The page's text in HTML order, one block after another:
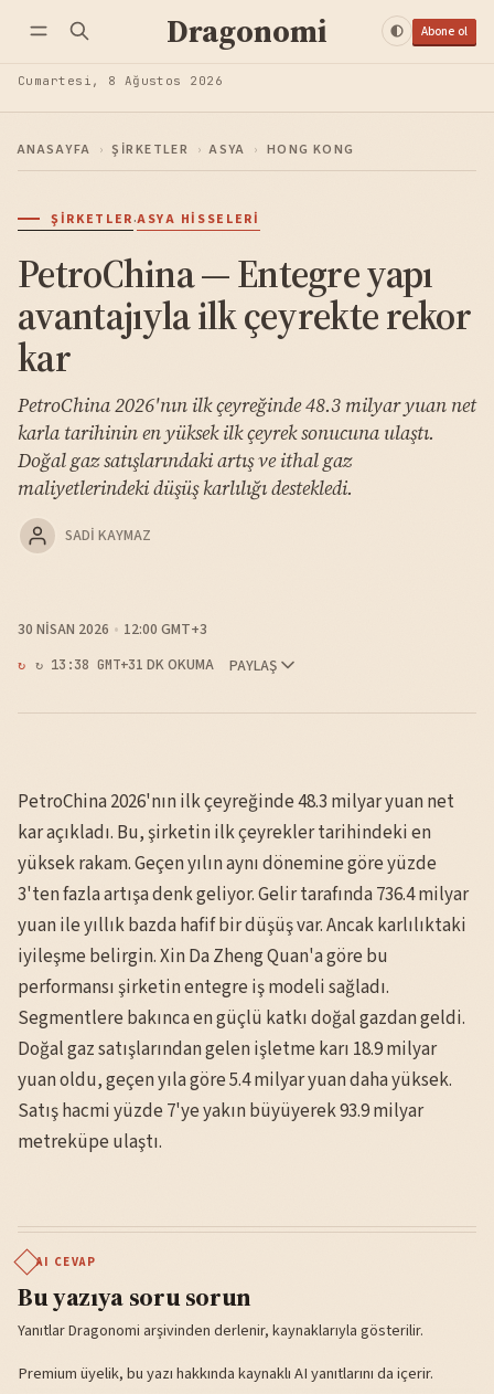
Dragonomi Abone ol
Cumartesi, 8 Ağustos 2026
ANASAYFA › ŞIRKETLER › ASYA › HONG KONG
ŞIRKETLER·ASYA HISSELERI
PetroChina — Entegre yapı
avantajıyla ilk çeyrekte rekor
kar
PetroChina 2026'nın ilk çeyreğinde 48.3 milyar yuan net
karla tarihinin en yüksek ilk çeyrek sonucuna ulaştı.
Doğal gaz satışlarındaki artış ve ithal gaz
maliyetlerindeki düşüş karlılığı destekledi.
SADI KAYMAZ
30 NISAN 2026 12:00 GMT+3
↻ 13:38 GMT+31 DK OKUMA PAYLAŞ
PetroChina 2026'nın ilk çeyreğinde 48.3 milyar yuan net
kar açıkladı. Bu, şirketin ilk çeyrekler tarihindeki en
yüksek rakam. Geçen yılın aynı dönemine göre yüzde
3'ten fazla artışa denk geliyor. Gelir tarafında 736.4 milyar
yuan ile yıllık bazda hafif bir düşüş var. Ancak karlılıktaki
iyileşme belirgin. Xin Da Zheng Quan'a göre bu
performansı şirketin entegre iş modeli sağladı.
Segmentlere bakınca en güçlü katkı doğal gazdan geldi.
Doğal gaz satışlarından gelen işletme karı 18.9 milyar
yuan oldu, geçen yıla göre 5.4 milyar yuan daha yüksek.
Satış hacmi yüzde 7'ye yakın büyüyerek 93.9 milyar
metreküpe ulaştı.
AI CEVAP
Bu yazıya soru sorun
Yanıtlar Dragonomi arşivinden derlenir, kaynaklarıyla gösterilir.
Premium üyelik, bu yazı hakkında kaynaklı AI yanıtlarını da içerir.